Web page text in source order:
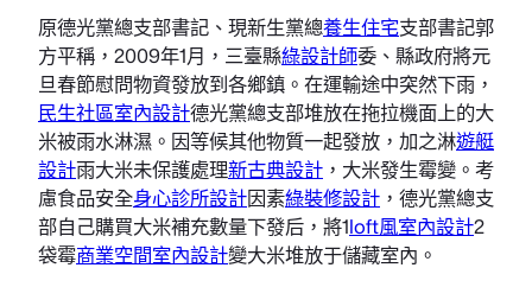
原德光黨總支部書記、現新生黨總養生住宅支部書記郭
方平稱，2009年1月，三臺縣綠設計師委、縣政府將元
旦春節慰問物資發放到各鄉鎮。在運輸途中突然下雨，
民生社區室內設計德光黨總支部堆放在拖拉機面上的大
米被雨水淋濕。因等候其他物質一起發放，加之淋遊艇
設計雨大米未保護處理新古典設計 ，大米發生霉變。考
慮食品安全身心診所設計因素綠裝修設計 ，德光黨總支
部自己購買大米補充數量下發后，將1loft風室內設計2
袋霉商業空間室內設計變大米堆放于儲藏室內。